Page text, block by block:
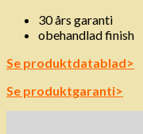
30 års garanti
obehandlad finish
Se produktdatablad>
Se produktgaranti>